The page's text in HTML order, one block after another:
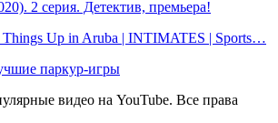
2 серия. Детектив, премьера!
Things Up in Aruba | INTIMATES | Sports…
паркур-игры
видео на YouTube. Все права